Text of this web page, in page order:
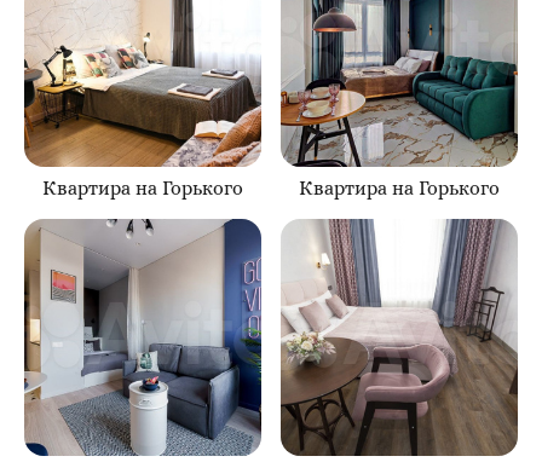
Квартира на Горького Квартира на Горького